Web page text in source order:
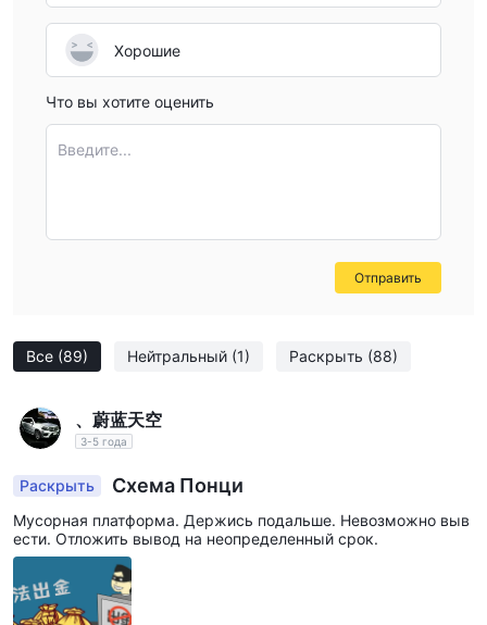
Валутрейдс -Авторитетный брокер с
конкурентоспособными торговыми условиями и рядом
торговых платформ, подходящих как для начинающих, так
и для опытных трейдеров.
Дарвинекс -Уникальная социальная торговая платформа,
инновации с прозрачностью.
Надежный брокер, предлагающий
конкурентоспособные торговые условия, разнообразные
удовлетворения различных торговых потребностей.
В конечном счете, лучший брокер для отдельного трейдера
предпочтений и потребностей.
является hiifx безопасно или мошенничество？
на основании имеющейся информации, hiifx
являетсянерегулируемый и незаконный брокер с
неавторизованной лицензией Национальной
фьючерсной ассоциации (NFA, лицензия №
0519147) и внесенный в список мошеннических
Все (89) Нейтральный (1) Раскрыть (88)
、蔚蓝天空
3-5 года
Раскрыть Схема Понци
Мусорная платформа. Держись подальше. Невозможно выв
ести. Отложить вывод на неопределенный срок.
Хорошие
Что вы хотите оценить
Введите...
Отправить